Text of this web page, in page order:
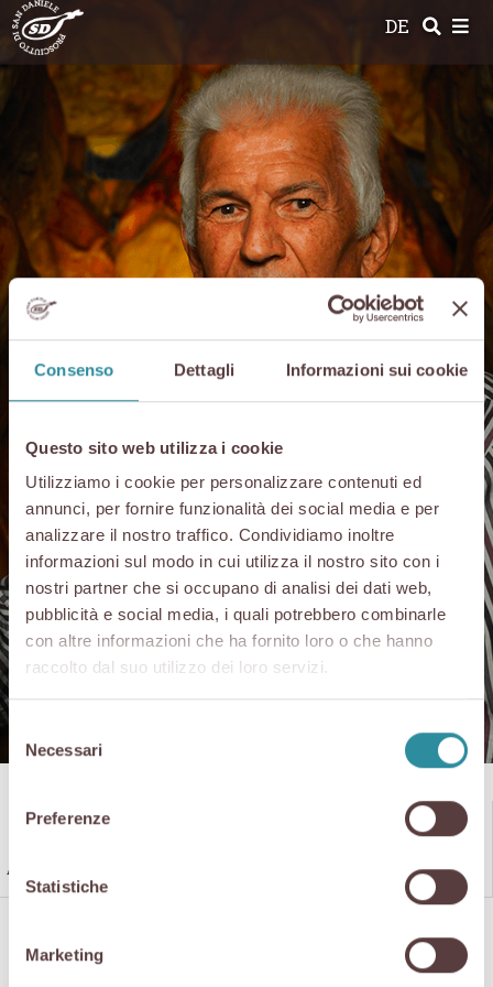
Consenso Dettagli Informazioni sui cookie
Questo sito web utilizza i cookie
Utilizziamo i cookie per personalizzare contenuti ed
annunci, per fornire funzionalità dei social media e per
analizzare il nostro traffico. Condividiamo inoltre
informazioni sul modo in cui utilizza il nostro sito con i
nostri partner che si occupano di analisi dei dati web,
pubblicità e social media, i quali potrebbero combinarle
con altre informazioni che ha fornito loro o che hanno
raccolto dal suo utilizzo dei loro servizi.
Selezione
delNecessari
Preferenze
Statistiche
Marketing
Skip
content
DE
Die Produzentenvon
San Daniele
Schinkenmit
Online-Verkauf
Alberti 1906 „La casa del
prosciutto“
Prosciutti Coradazzi